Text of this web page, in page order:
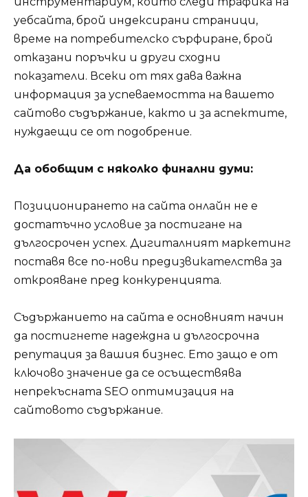
уебсайта, брой индексирани страници,
време на потребителско сърфиране, брой
отказани поръчки и други сходни
показатели. Всеки от тях дава важна
информация за успеваемостта на вашето
сайтово съдържание, както и за аспектите,
нуждаещи се от подобрение.
Да обобщим с няколко финални думи:
Позиционирането на сайта онлайн не е
достатъчно условие за постигане на
дългосрочен успех. Дигиталният маркетинг
поставя все по-нови предизвикателства за
открояване пред конкуренцията.
Съдържанието на сайта е основният начин
да постигнете надеждна и дългосрочна
репутация за вашия бизнес. Ето защо е от
ключово значение да се осъществява
непрекъсната SEO оптимизация на
сайтовото съдържание.